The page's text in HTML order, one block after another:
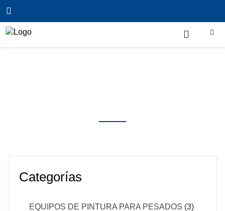
Categorías
EQUIPOS DE PINTURA PARA PESADOS (3)